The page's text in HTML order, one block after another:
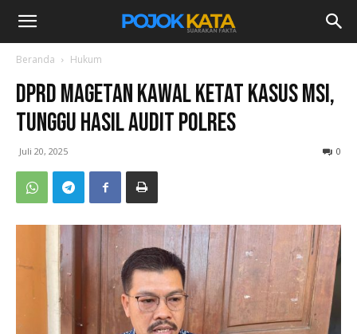
Beranda Hukum
DPRD Magetan Kawal Ketat Kasus MSI,
Tunggu Hasil Audit Polres
Juli 20, 2025 0